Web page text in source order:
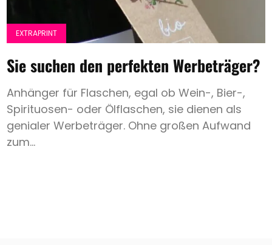
Search
EXTRAPRINT
Sie suchen den perfekten Werbeträger?
Anhänger für Flaschen, egal ob Wein-, Bier-,
Spirituosen- oder Ölflaschen, sie dienen als
genialer Werbeträger. Ohne großen Aufwand
zum...